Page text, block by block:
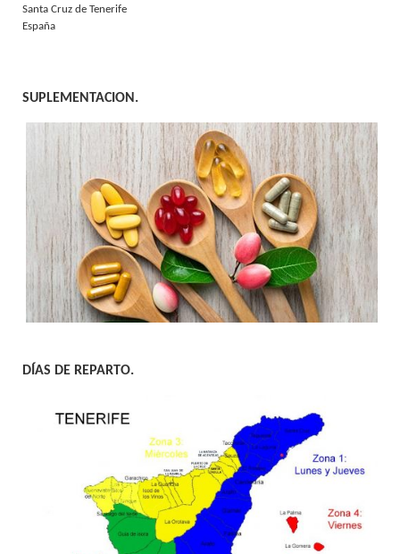
Santa Cruz de Tenerife
España
SUPLEMENTACION.
DÍAS DE REPARTO.